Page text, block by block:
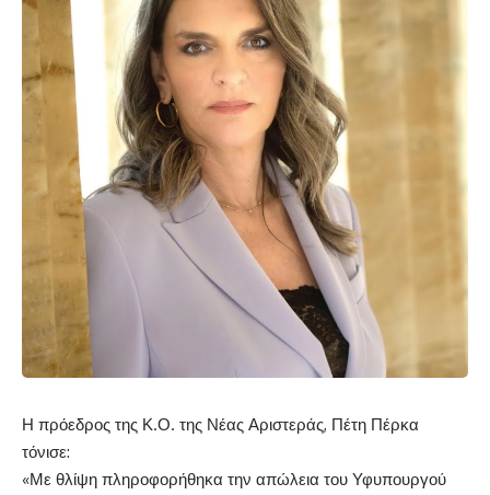
Η πρόεδρος της Κ.Ο. της Νέας Αριστεράς, Πέτη Πέρκα
τόνισε:
«Με θλίψη πληροφορήθηκα την απώλεια του Υφυπουργού